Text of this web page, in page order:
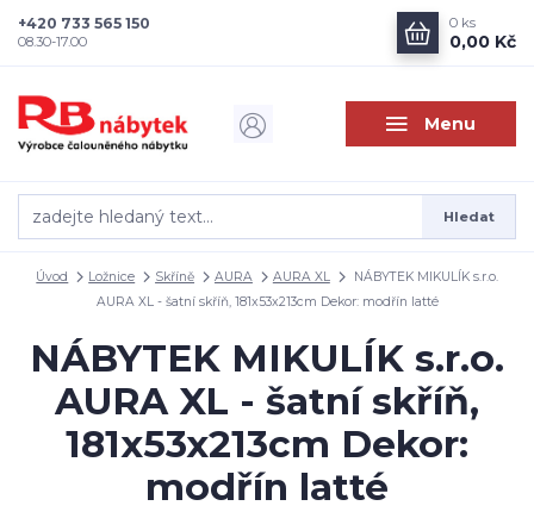
Menu
Hledat
+420 733 565 150
08.30-17.00
0 ks
0,00 Kč
Úvod Ložnice Skříně AURA AURA XL
NÁBYTEK MIKULÍK s.r.o.
AURA XL - šatní skříň, 181x53x213cm Dekor: modřín latté
NÁBYTEK MIKULÍK s.r.o.
AURA XL - šatní skříň,
181x53x213cm Dekor:
modřín latté